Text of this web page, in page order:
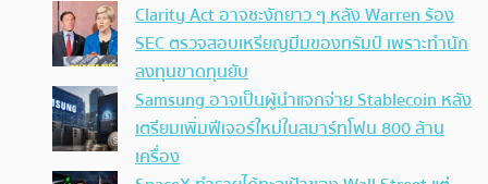
Clarity Act อาจชะงักยาว ๆ หลัง Warren ร้อง
SEC ตรวจสอบเหรียญมีมของทรัมป์ เพราะทำนัก
ลงทุนขาดทุนยับ
Samsung อาจเป็นผู้นำแจกจ่าย Stablecoin หลัง
เตรียมเพิ่มฟีเจอร์ใหม่ในสมาร์ทโฟน 800 ล้าน
เครื่อง